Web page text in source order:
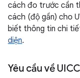
cách đo trước cần
cách (độ gần) cho
biết thông tin chi
diện.
Yêu cầu về